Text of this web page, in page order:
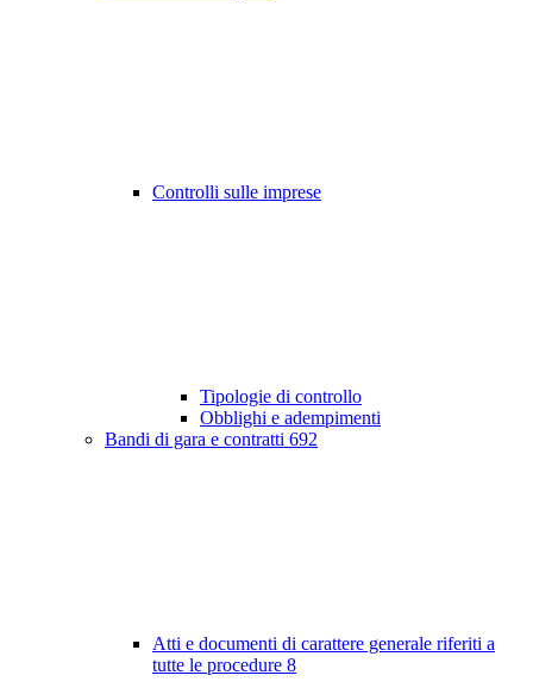
Controlli sulle imprese
Tipologie di controllo
Obblighi e adempimenti
Bandi di gara e contratti 692
Atti e documenti di carattere generale riferiti a
tutte le procedure 8